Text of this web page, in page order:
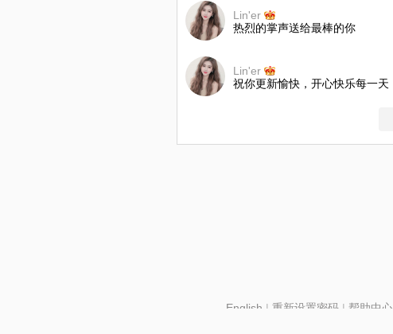
Lin'er
热烈的掌声送给最棒的你
Lin'er
祝你更新愉快，开心快乐每一天
English | 重新设置密码| 帮助中心